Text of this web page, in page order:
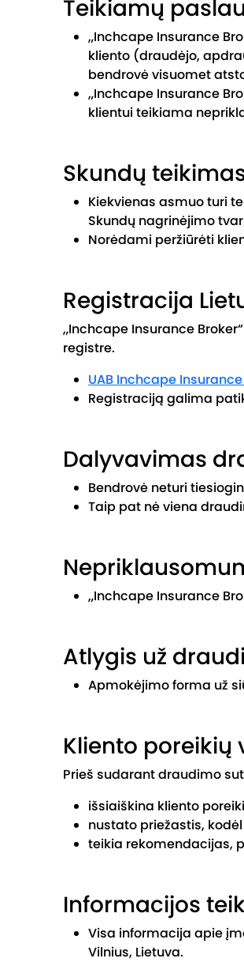
Teikiamų
„Inchcape Insurance
kliento (draudėjo,
bendrovė visuomet
„Inchcape Insurance
klientui teikiama
Skundų
Kiekvienas asmuo turi
Skundų nagrinėjimo
Norėdami peržiūrėti
Registracija
„Inchcape Insurance
registre.
UAB Inchcape
Registraciją galima
Dalyvavimas
Bendrovė neturi
Taip pat nė viena
„Inchcape Insurance
Atlygis už
Apmokėjimo forma už
Kliento poreikių
Prieš sudarant draudimo
išsiaiškina kliento
nustato priežastis,
teikia rekomendacijas,
Informacijos
Visa informacija apie
Vilnius, Lietuva.